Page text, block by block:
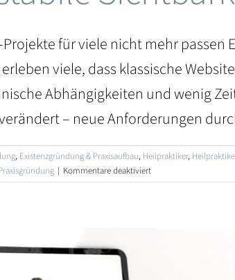
für viele nicht mehr
viele, dass klassische
Abhängigkeiten und wenig
– neue Anforderungen
, Existenzgründung & Praxisaufbau, Heilpraktiker,
| Kommentare deaktiviertfür
Website-